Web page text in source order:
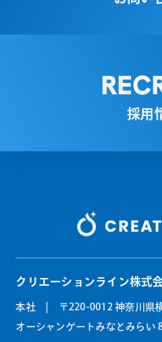
採用
クリエーションライン株式
本社 | 〒220-0012 神奈川県横
オーシャンゲートみなとみらい